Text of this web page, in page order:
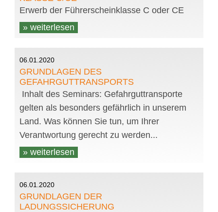
Erwerb der Führerscheinklasse C oder CE
» weiterlesen
06.01.2020
GRUNDLAGEN DES
GEFAHRGUTTRANSPORTS
Inhalt des Seminars: Gefahrguttransporte
gelten als besonders gefährlich in unserem
Land. Was können Sie tun, um Ihrer
Verantwortung gerecht zu werden...
» weiterlesen
06.01.2020
GRUNDLAGEN DER
LADUNGSSICHERUNG